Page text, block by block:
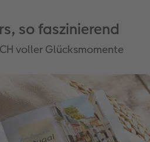
so faszinierend
voller Glücksmomente